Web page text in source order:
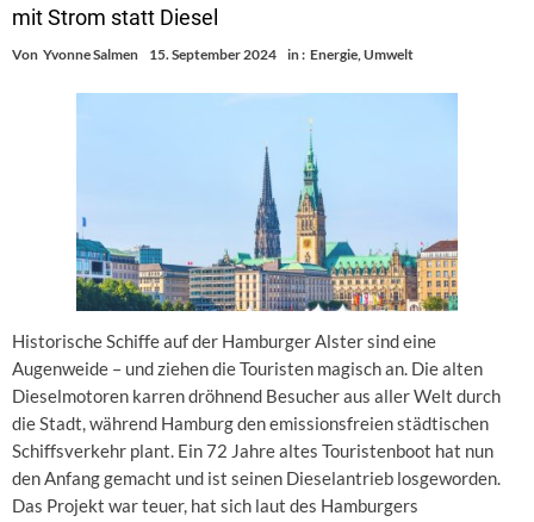
mit Strom statt Diesel
Von Yvonne Salmen 15. September 2024 in : Energie Umwelt
Historische Schiffe auf der Hamburger Alster sind eine
Augenweide – und ziehen die Touristen magisch an. Die alten
Dieselmotoren karren dröhnend Besucher aus aller Welt durch
die Stadt, während Hamburg den emissionsfreien städtischen
Schiffsverkehr plant. Ein 72 Jahre altes Touristenboot hat nun
den Anfang gemacht und ist seinen Dieselantrieb losgeworden.
Das Projekt war teuer, hat sich laut des Hamburgers